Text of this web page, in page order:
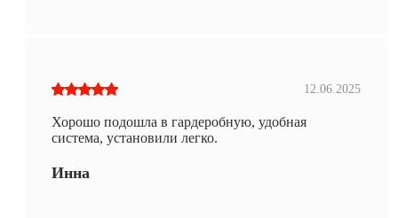
12.06.2025
Хорошо подошла в гардеробную, удобная
система, установили легко.
Инна